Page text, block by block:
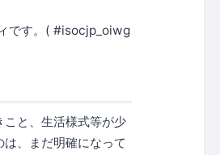
です。( #isocjp_oiwg
と、生活様式等が少
、まだ明確になって